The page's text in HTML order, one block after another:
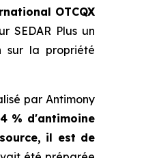
OTCQX
SEDAR Plus un
sur la propriété
par Antimony
% d'antimoine
il est de